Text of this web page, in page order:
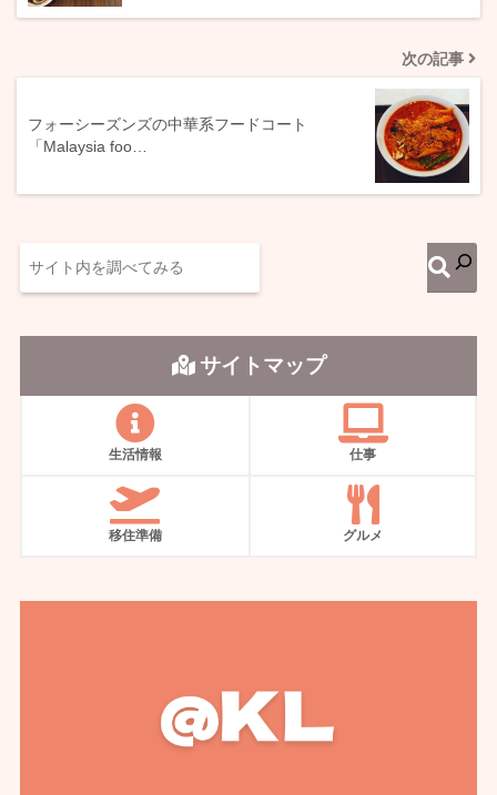
次の記事
フォーシーズンズの中華系フードコート
「Malaysia foo…
サイトマップ
生活情報 仕事
移住準備 グルメ